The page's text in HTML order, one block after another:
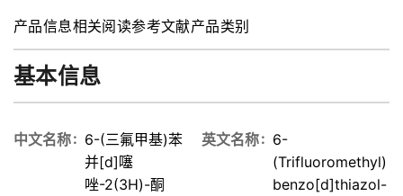
产品信息相关阅读参考文献产品类别
基本信息
中文名称
6-(三氟甲基)苯
并[d]噻
唑-2(3H)-酮
英文名称
6-
(Trifluoromethyl)
benzo[d]thiazol-